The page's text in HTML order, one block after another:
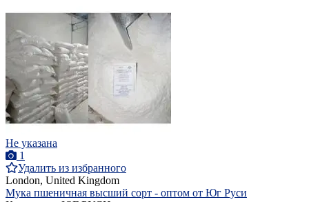
Не указана
1
Удалить из избранного
London, United Kingdom
Мука пшеничная высший сорт - оптом от Юг Руси